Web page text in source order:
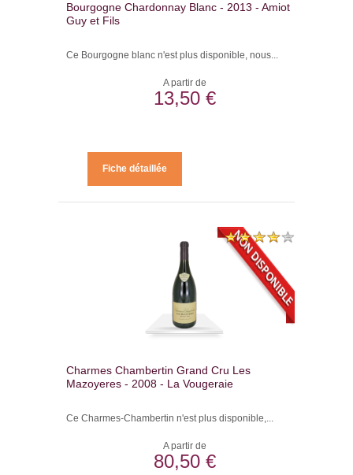
Bourgogne Chardonnay Blanc - 2013 - Amiot
Guy et Fils
Ce Bourgogne blanc n'est plus disponible, nous...
A partir de
13,50 €
Fiche détaillée
Charmes Chambertin Grand Cru Les
Mazoyeres - 2008 - La Vougeraie
Ce Charmes-Chambertin n'est plus disponible,...
A partir de
80,50 €